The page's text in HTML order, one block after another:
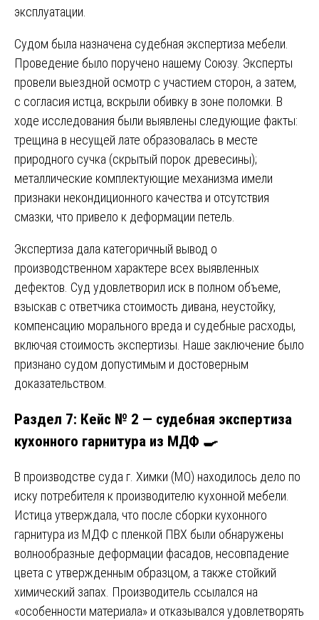
эксплуатации.
Судом была назначена судебная экспертиза мебели.
Проведение было поручено нашему Союзу. Эксперты
провели выездной осмотр с участием сторон, а затем,
с согласия истца, вскрыли обивку в зоне поломки. В
ходе исследования были выявлены следующие факты:
трещина в несущей лате образовалась в месте
природного сучка (скрытый порок древесины);
металлические комплектующие механизма имели
признаки некондиционного качества и отсутствия
смазки, что привело к деформации петель.
Экспертиза дала категоричный вывод о
производственном характере всех выявленных
дефектов. Суд удовлетворил иск в полном объеме,
взыскав с ответчика стоимость дивана, неустойку,
компенсацию морального вреда и судебные расходы,
включая стоимость экспертизы. Наше заключение было
признано судом допустимым и достоверным
доказательством.
Раздел 7: Кейс № 2 — судебная экспертиза
кухонного гарнитура из МДФ 🍳
В производстве суда г. Химки (МО) находилось дело по
иску потребителя к производителю кухонной мебели.
Истица утверждала, что после сборки кухонного
гарнитура из МДФ с пленкой ПВХ были обнаружены
волнообразные деформации фасадов, несовпадение
цвета с утвержденным образцом, а также стойкий
химический запах. Производитель ссылался на
«особенности материала» и отказывался удовлетворять